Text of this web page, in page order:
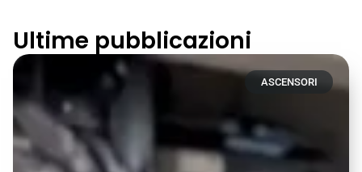
Ultime pubblicazioni
ASCENSORI